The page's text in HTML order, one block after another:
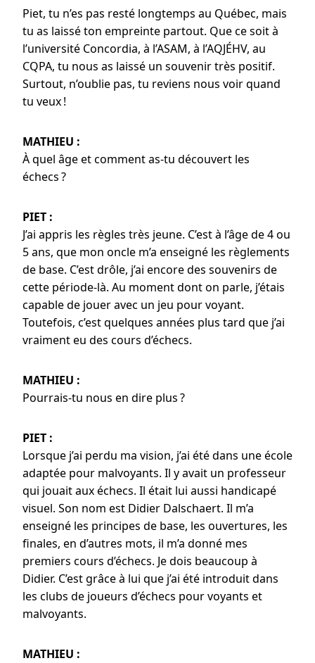
Piet, tu n’es pas resté longtemps au Québec, mais
tu as laissé ton empreinte partout. Que ce soit à
l’université Concordia, à l’ASAM, à l’AQJÉHV, au
CQPA, tu nous as laissé un souvenir très positif.
Surtout, n’oublie pas, tu reviens nous voir quand
tu veux !
MATHIEU :
À quel âge et comment as-tu découvert les
échecs ?
PIET :
J’ai appris les règles très jeune. C’est à l’âge de 4 ou
5 ans, que mon oncle m’a enseigné les règlements
de base. C’est drôle, j’ai encore des souvenirs de
cette période-là. Au moment dont on parle, j’étais
capable de jouer avec un jeu pour voyant.
Toutefois, c’est quelques années plus tard que j’ai
vraiment eu des cours d’échecs.
MATHIEU :
Pourrais-tu nous en dire plus ?
PIET :
Lorsque j’ai perdu ma vision, j’ai été dans une école
adaptée pour malvoyants. Il y avait un professeur
qui jouait aux échecs. Il était lui aussi handicapé
visuel. Son nom est Didier Dalschaert. Il m’a
enseigné les principes de base, les ouvertures, les
finales, en d’autres mots, il m’a donné mes
premiers cours d’échecs. Je dois beaucoup à
Didier. C’est grâce à lui que j’ai été introduit dans
les clubs de joueurs d’échecs pour voyants et
malvoyants.
MATHIEU :